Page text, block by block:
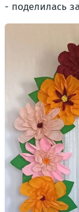
- поделилась